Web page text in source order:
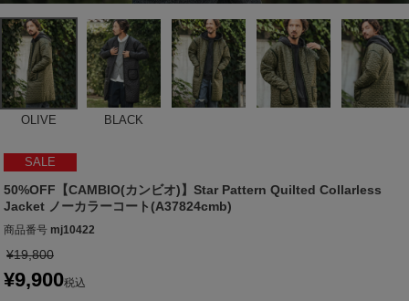
OLIVE BLACK
SALE
50%OFF【CAMBIO(カンビオ)】Star Pattern Quilted Collarless
Jacket ノーカラーコート(A37824cmb)
商品番号 mj10422
¥19,800
¥9,900税込